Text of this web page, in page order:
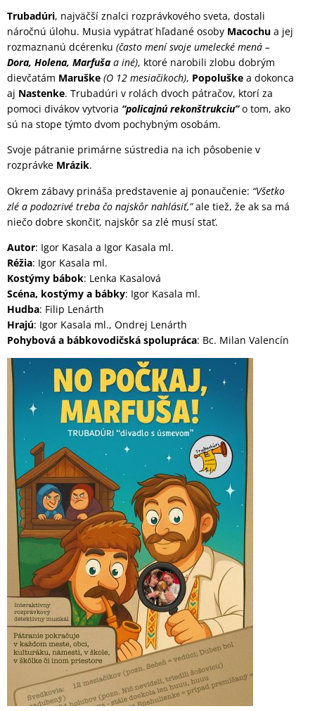
Trubadúri, najväčší znalci rozprávkového sveta, dostali
náročnú úlohu. Musia vypátrať hľadané osoby Macochu a jej
rozmaznanú dcérenku (často mení svoje umelecké mená –
Dora, Holena, Marfuša a iné), ktoré narobili zlobu dobrým
dievčatám Maruške (O 12 mesiačikoch), Popoluške a dokonca
aj Nastenke. Trubadúri v rolách dvoch pátračov, ktorí za
pomoci divákov vytvoria “policajnú rekonštrukciu”o tom, ako
sú na stope týmto dvom pochybným osobám.
Svoje pátranie primárne sústredia na ich pôsobenie v
rozprávke Mrázik.
Okrem zábavy prináša predstavenie aj ponaučenie: “Všetko
zlé a podozrivé treba čo najskôr nahlásiť,”ale tiež, že ak sa má
niečo dobre skončiť, najskôr sa zlé musí stať.
Autor: Igor Kasala a Igor Kasala ml.
Réžia: Igor Kasala ml.
Kostýmy bábok: Lenka Kasalová
Scéna, kostýmy a bábky: Igor Kasala ml.
Hudba: Filip Lenárth
Hrajú: Igor Kasala ml., Ondrej Lenárth
Pohybová a bábkovodičská spolupráca: Bc. Milan Valencín